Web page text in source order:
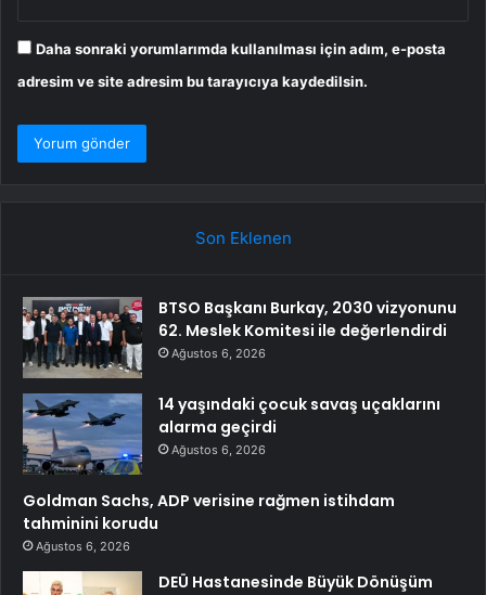
Daha sonraki yorumlarımda kullanılması için adım, e-posta
adresim ve site adresim bu tarayıcıya kaydedilsin.
Son Eklenen
BTSO Başkanı Burkay, 2030 vizyonunu
62. Meslek Komitesi ile değerlendirdi
Ağustos 6, 2026
14 yaşındaki çocuk savaş uçaklarını
alarma geçirdi
Ağustos 6, 2026
Goldman Sachs, ADP verisine rağmen istihdam
tahminini korudu
Ağustos 6, 2026
DEÜ Hastanesinde Büyük Dönüşüm